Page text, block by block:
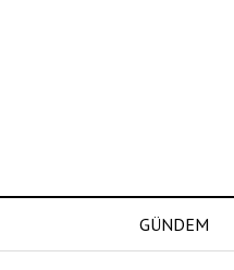
GÜNDEM